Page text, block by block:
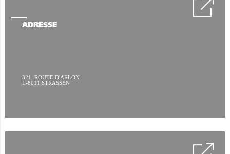
ADRESSE
321, ROUTE D'ARLON
L-8011 STRASSEN